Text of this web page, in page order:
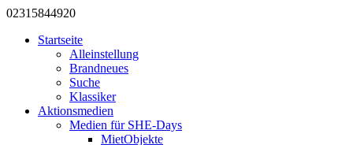
0231 5844920
Startseite
Alleinstellung
Brandneues
Suche
Klassiker
Aktionsmedien
Medien für SHE-Days
MietObjekte